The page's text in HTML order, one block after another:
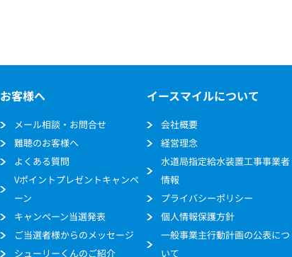
お客様へ
メール相談・お問合せ
難聴のお客様へ
よくある質問
Vポイントプレゼントキャンペ
ーン
キャンペーン当選発表
ご当選者様からのメッセージ
シューリーくんのご紹介
イースマイルについて
会社概要
経営理念
水道局指定給水装置工事事業者
情報
プライバシーポリシー
個人情報保護方針
一般事業主行動計画の公表につ
いて